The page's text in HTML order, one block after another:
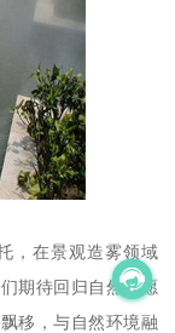
，在景观造雾领域
期待回归自然的愿
移，与自然环境融